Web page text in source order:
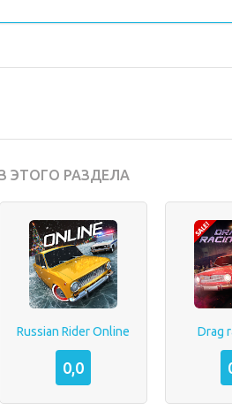
ЭТОГО РАЗДЕЛА
Russian Rider Online
0,0
Drag